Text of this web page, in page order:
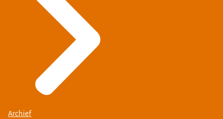
Archief